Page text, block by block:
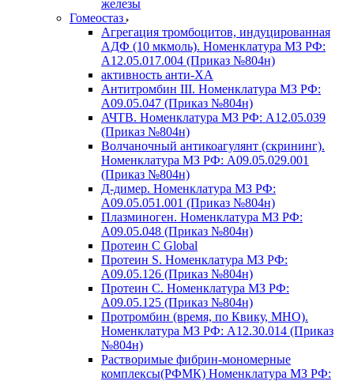
железы
Гомеостаз
Агрегация тромбоцитов, индуцированная
АДФ (10 мкмоль). Номенклатура МЗ РФ:
A12.05.017.004 (Приказ №804н)
активность анти-ХА
Антитромбин III. Номенклатура МЗ РФ:
A09.05.047 (Приказ №804н)
АЧТВ. Номенклатура МЗ РФ: A12.05.039
(Приказ №804н)
Волчаночный антикоагулянт (скрининг).
Номенклатура МЗ РФ: A09.05.029.001
(Приказ №804н)
Д-димер. Номенклатура МЗ РФ:
A09.05.051.001 (Приказ №804н)
Плазминоген. Номенклатура МЗ РФ:
A09.05.048 (Приказ №804н)
Протеин C Global
Протеин S. Номенклатура МЗ РФ:
A09.05.126 (Приказ №804н)
Протеин С. Номенклатура МЗ РФ:
A09.05.125 (Приказ №804н)
Протромбин (время, по Квику, МНО).
Номенклатура МЗ РФ: A12.30.014 (Приказ
№804н)
Растворимые фибрин-мономерные
комплексы(РФМК) Номенклатура МЗ РФ: